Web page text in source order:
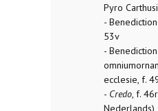
Pyro
-
53v
-
ecclesie, f.
- Credo, f.
Nederlands)